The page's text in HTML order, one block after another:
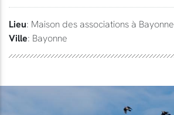
Lieu: Maison des associations à Bayonne
Ville: Bayonne